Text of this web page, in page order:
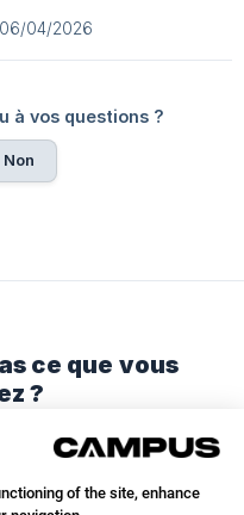
04/2026
à vos questions ?
Non
ce que vous
?
nous un email.
Envoyer un email